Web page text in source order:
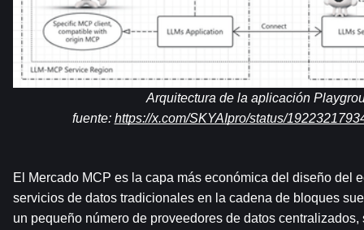
Arquitectura de la aplicación
fuente: https://x.com/SKYAIpro/status/
El Mercado MCP es la capa más económica del diseño del
servicios de datos tradicionales en la cadena de bloques
un pequeño número de proveedores de datos